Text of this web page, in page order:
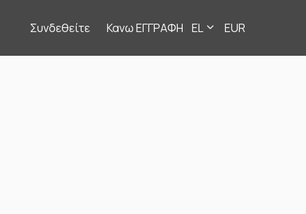
Συνδεθείτε Κανω ΕΓΓΡΑΦΗ EL EUR